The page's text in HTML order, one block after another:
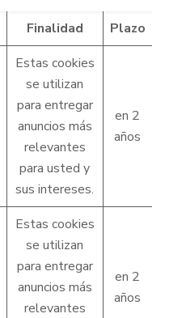
Finalidad Plazo
Estas cookies
se utilizan
para entregar
anuncios más
relevantes
para usted y
sus intereses.
en 2
años
Estas cookies
se utilizan
para entregar
anuncios más
relevantes
en 2
años